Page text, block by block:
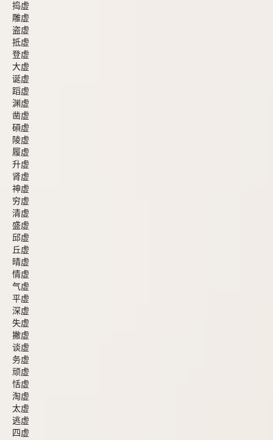
捣虚
雕虚
盗虚
抵虚
登虚
大虚
诞虚
蹈虚
渊虚
凿虚
磒虚
陵虚
履虚
升虚
肾虚
神虚
穷虚
清虚
盛虚
邱虚
丘虚
晴虚
情虚
气虚
平虚
深虚
失虚
撇虚
谈虚
务虚
顽虚
恬虚
淘虚
太虚
逃虚
四虚